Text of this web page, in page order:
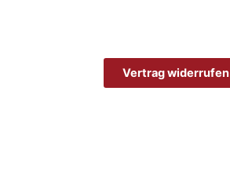
Vertrag widerrufen